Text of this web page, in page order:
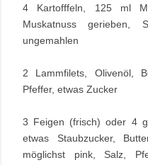
4 Kartofffeln, 125 ml
Muskatnuss
ungemahlen
2 Lammfilets, Olivenöl,
Pfeffer, etwas Zucker
3 Feigen (frisch) oder 4
etwas Staubzucker,
möglichst pink, Salz,